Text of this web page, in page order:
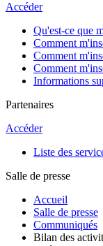
Accéder
Qu'est-ce que
Comment
Comment
Comment
Informations
Partenaires
Accéder
Liste des
Salle de presse
Accueil
Salle de presse
Communiqués
Bilan des